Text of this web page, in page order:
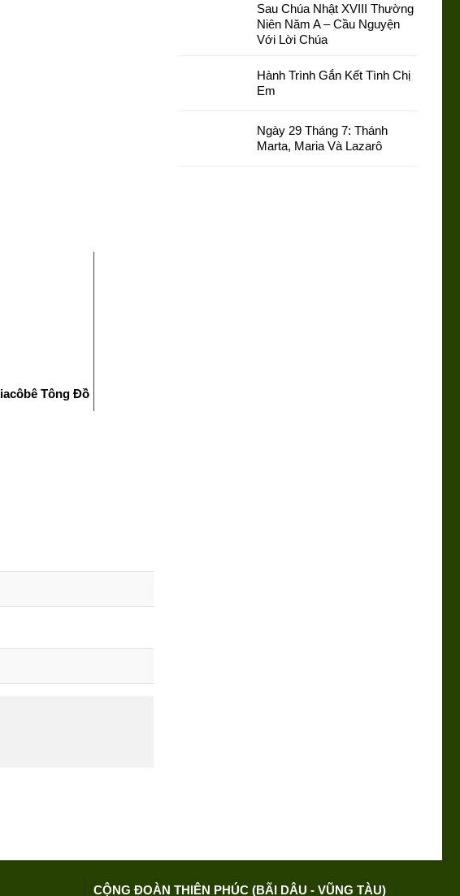
Tông Đồ
Sau Chúa Nhật XVIII Thường
Niên Năm A – Cầu Nguyện
Với Lời Chúa
Hành Trình Gắn Kết Tình Chị
Em
Ngày 29 Tháng 7: Thánh
Marta, Maria Và Lazarô
CỘNG ĐOÀN THIÊN PHÚC (BÃI DÂU - VŨNG TÀU)